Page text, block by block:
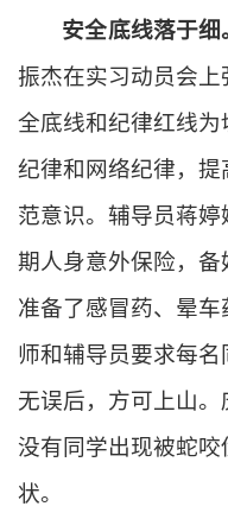
安全底线落于细
振杰在实习动员会
全底线和纪律红线
纪律和网络纪律，
范意识。 辅导员蒋婷
期人身意外保险，备
准备了感冒药、晕
师和辅导员要求每
无误后，方可上山。
没有同学出现被蛇
状。